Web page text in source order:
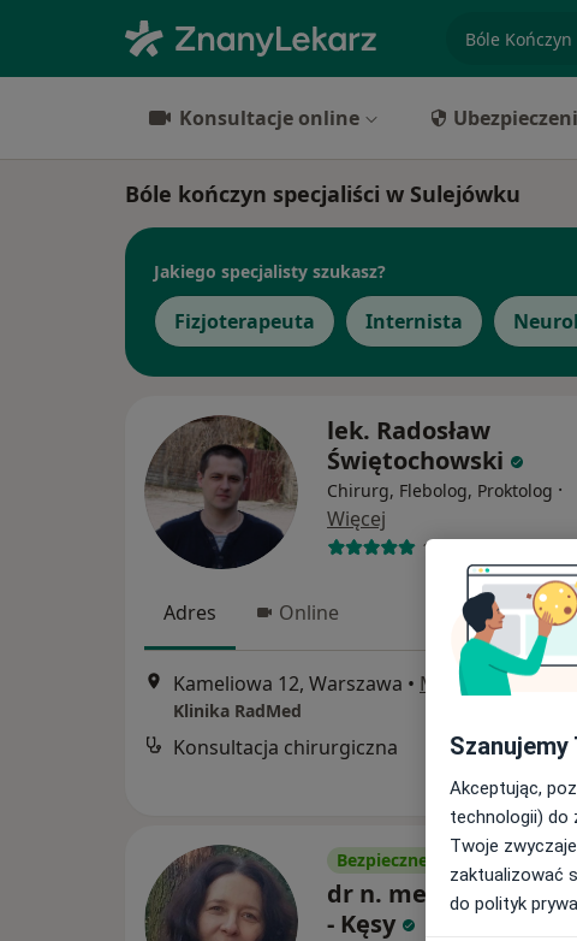
Konsultacje online
Bóle kończyn specjaliści w Sulejówku
Jakiego specjalisty szukasz?
Fizjoterapeuta Internista
lek. Radosław
Świętochowski
Chirurg, Flebolog, Proktolog ·
Więcej
1329 opinii
Adres Online
Kameliowa 12, Warszawa • Mapa
Klinika RadMed
Konsultacja chirurgiczna
Bezpieczne płatności
dr n. med. Marta
- Kęsy
Akceptując,
technologii) do
Twoje
zaktualizować
do polityk